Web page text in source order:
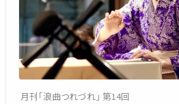
月刊「浪曲つれづれ」 第14回